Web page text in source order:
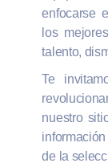
enfocarse
los
talento,
Te
nuestro
de la